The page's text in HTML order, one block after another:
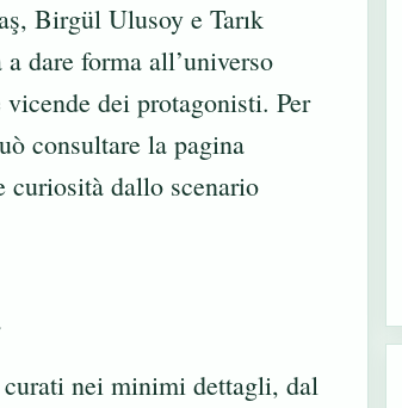
Birgül Ulusoy e Tarık
dare forma all’universo
dei protagonisti. Per
consultare la pagina
dallo scenario
nei minimi dettagli, dal